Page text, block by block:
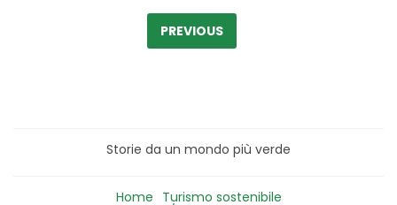
PREVIOUS
Storie da un mondo più verde
Home Turismo sostenibile